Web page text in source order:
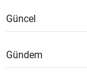
Güncel
Gündem